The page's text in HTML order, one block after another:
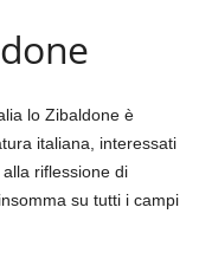
lo Zibaldone è
italiana, interessati
riflessione di
su tutti i campi